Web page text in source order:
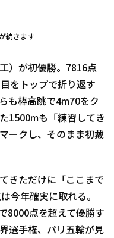
続きます
）が初優勝。7816点
をトップで折り返す
も棒高跳で4m70をク
1500mも「練習してき
ークし、そのまま初戴
きただけに「ここまで
今年確実に取れる。
8000点を超えて優勝す
選手権、パリ五輪が見